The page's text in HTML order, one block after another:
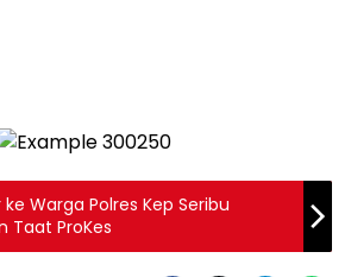
Warga Polres Kep Seribu
Taat ProKes